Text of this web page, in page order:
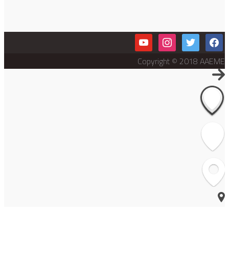
facebook
twitter
instagram
youtube
Copyright © 2018 AAEME